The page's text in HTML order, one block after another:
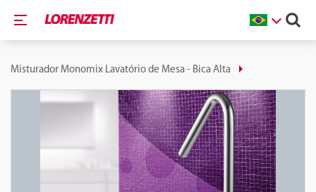
Misturador Monomix Lavatório de Mesa - Bica Alta